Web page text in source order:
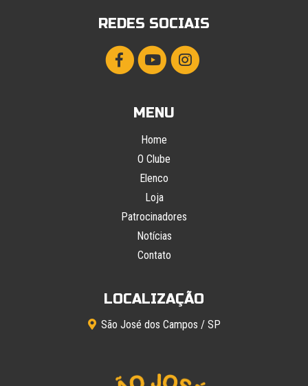
REDES SOCIAIS
MENU
Home
O Clube
Elenco
Loja
Patrocinadores
Notícias
Contato
LOCALIZAÇÃO
São José dos Campos / SP